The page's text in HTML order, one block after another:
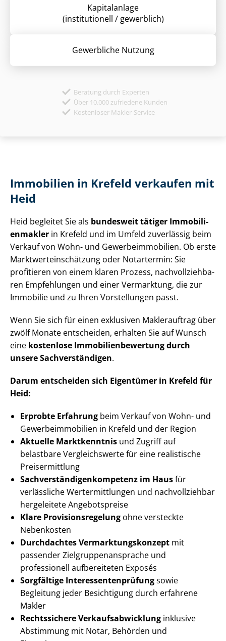
Kapitalanlage
(institutionell / gewerblich)
Gewerbliche Nutzung
Beratung durch Experten
Über 10.000 zufriedene Kunden
Kostenloser Makler-Service
Immobilien in Krefeld verkaufen mit
Heid
Heid begleitet Sie als bundesweit tätiger Im­mo­bi­li­
en­mak­ler in Krefeld und im Umfeld zuverlässig beim
Verkauf von Wohn- und Ge­wer­be­im­mo­bi­li­en. Ob erste
Markt­wert­ein­schät­zung oder Notartermin: Sie
profitieren von einem klaren Prozess, nach­voll­zieh­ba­
ren Empfehlungen und einer Vermarktung, die zur
Immobilie und zu Ihren Vorstellungen passt.
Wenn Sie sich für einen exklusiven Maklerauftrag über
zwölf Monate entscheiden, erhalten Sie auf Wunsch
eine kostenlose Im­mo­bi­li­en­be­wer­tung durch
unsere Sach­ver­stän­di­gen.
Darum entscheiden sich Eigentümer in Krefeld für
Heid:
Erprobte Erfahrung beim Verkauf von Wohn- und
Ge­wer­be­im­mo­bi­li­en in Krefeld und der Region
Aktuelle Marktkenntnis und Zugriff auf
belastbare Vergleichswerte für eine realistische
Preisermittlung
Sach­ver­stän­di­gen­kom­pe­tenz im Hausfür
verlässliche Wert­ermitt­lun­gen und nachvollziehbar
hergeleitete Angebotspreise
Klare Pro­vi­si­ons­re­ge­lung ohne versteckte
Nebenkosten
Durchdachtes Ver­mark­tungs­kon­zept mit
passender Ziel­grup­pen­an­spra­che und
professionell aufbereiteten Exposés
Sorgfältige In­ter­es­sen­ten­prü­fungsowie
Begleitung jeder Besichtigung durch erfahrene
Makler
Rechtssichere Ver­kaufs­ab­wick­lung inklusive
Abstimmung mit Notar, Behörden und